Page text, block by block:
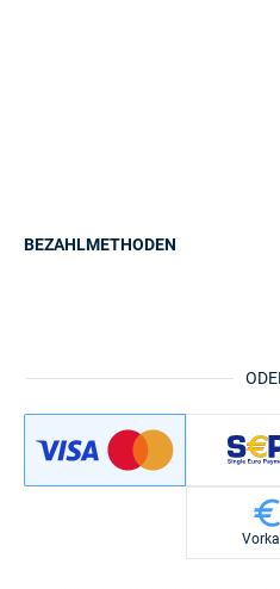
BEZAHLMETHODEN